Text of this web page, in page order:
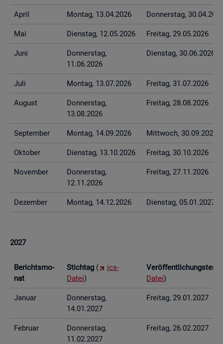
April Mon­tag, 13.04.2026 Don­ners­tag,
Mai Diens­tag, 12.05.2026 Frei­tag, 29.05.2026
Juni
Don­ners­tag,
11.06.2026
Diens­tag, 30.06.2026
Juli Mon­tag, 13.07.2026 Frei­tag, 31.07.2026
Au­gust
Don­ners­tag,
13.08.2026
Frei­tag, 28.08.2026
Sep­tem­ber Mon­tag, 14.09.2026 Mitt­woch, 30.09.2026
Ok­to­ber Diens­tag, 13.10.2026 Frei­tag, 30.10.2026
No­vem­ber
Don­ners­tag,
12.11.2026
Frei­tag, 27.11.2026
De­zem­ber Mon­tag, 14.12.2026 Diens­tag, 05.01.2027
2027
Be­richts­mo­
nat
Stich­tag (
ics-
Datei)
Datei)
Ja­nu­ar
Don­ners­tag,
14.01.2027
Frei­tag, 29.01.2027
Fe­bru­ar
Don­ners­tag,
11.02.2027
Frei­tag, 26.02.2027